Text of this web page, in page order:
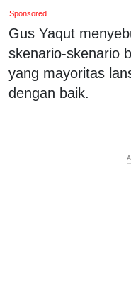
Sponsored
Gus Yaqut
skenario-skenario
yang mayoritas
dengan baik.